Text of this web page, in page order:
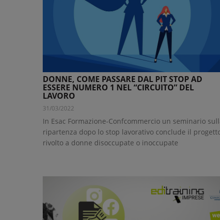
DONNE, COME PASSARE DAL PIT STOP AD
ESSERE NUMERO 1 NEL “CIRCUITO” DEL
LAVORO
31/03/2022
In Esac Formazione-Confcommercio un seminario
ripartenza dopo lo stop lavorativo conclude il
rivolto a donne disoccupate o inoccupate